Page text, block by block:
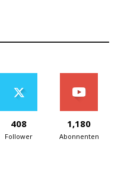
408
Follower
1,180
Abonnenten